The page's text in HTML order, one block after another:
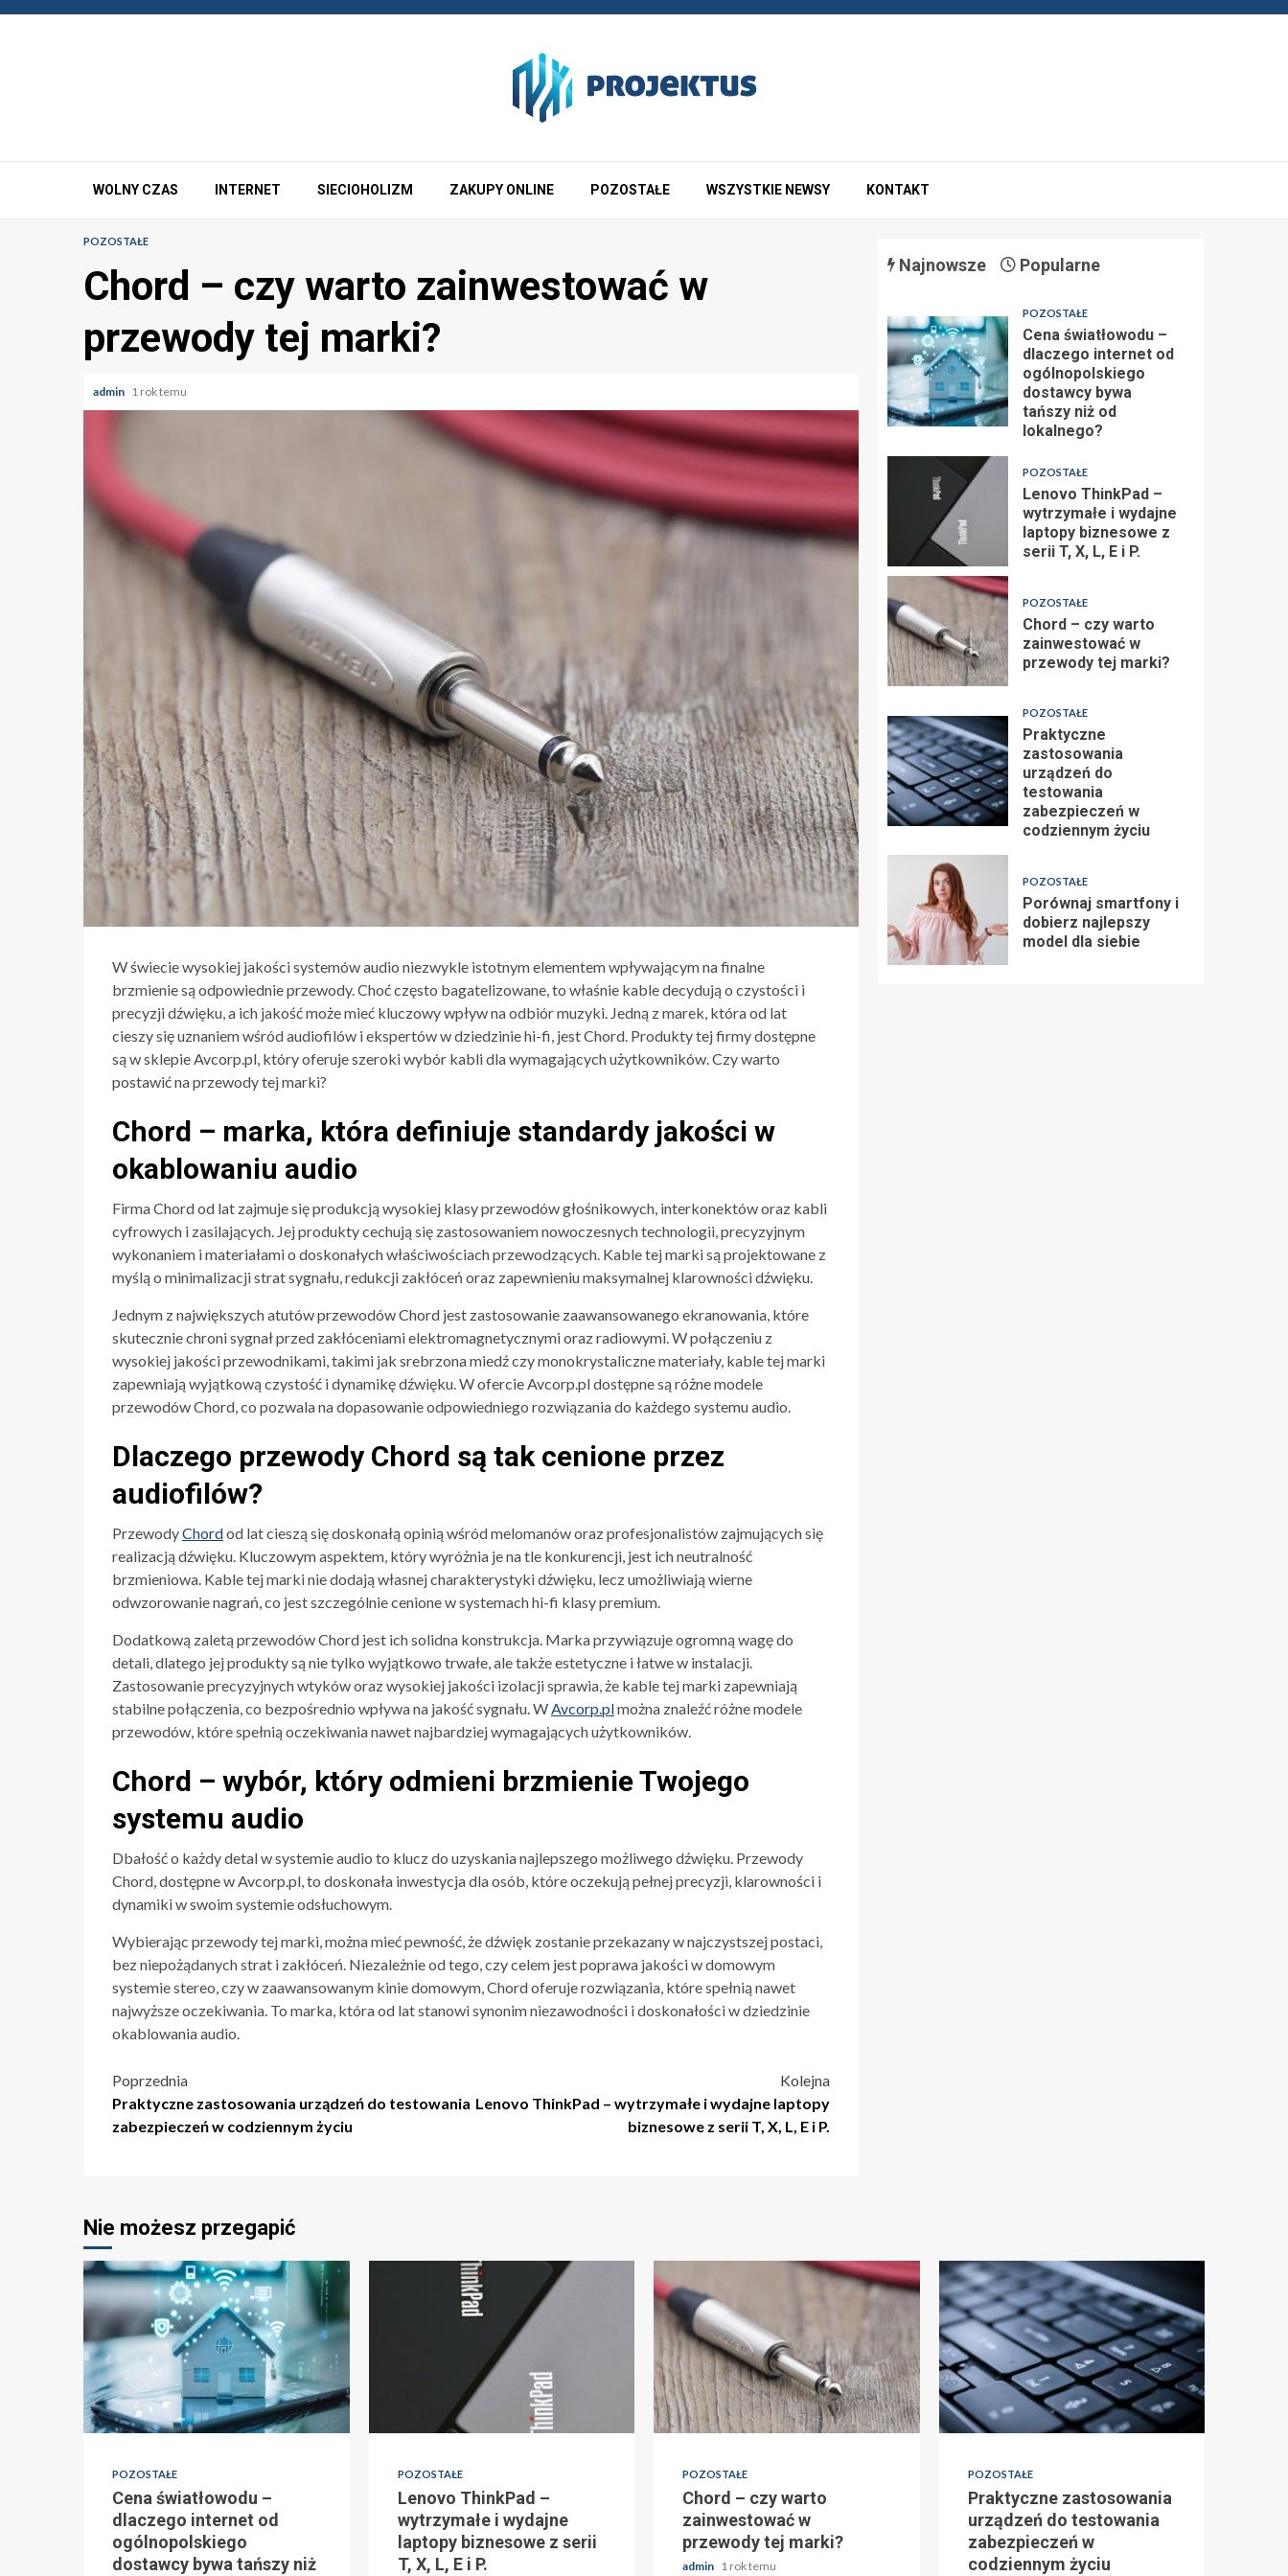
Przejdź
WOLNY CZAS INTERNET SIECIOHOLIZM ZAKUPY ONLINE POZOSTAŁE WSZYSTKIE NEWSY KONTAKT
POZOSTAŁE
Chord – czy warto zainwestować w
przewody tej marki?
admin 1 rok temu
W świecie wysokiej jakości systemów audio niezwykle istotnym elementem wpływającym na finalne
brzmienie są odpowiednie przewody. Choć często bagatelizowane, to właśnie kable decydują o czystości i
precyzji dźwięku, a ich jakość może mieć kluczowy wpływ na odbiór muzyki. Jedną z marek, która od lat
cieszy się uznaniem wśród audiofilów i ekspertów w dziedzinie hi-fi, jest Chord. Produkty tej firmy dostępne
są w sklepie Avcorp.pl, który oferuje szeroki wybór kabli dla wymagających użytkowników. Czy warto
postawić na przewody tej marki?
Chord – marka, która definiuje standardy jakości w
okablowaniu audio
Firma Chord od lat zajmuje się produkcją wysokiej klasy przewodów głośnikowych, interkonektów oraz kabli
cyfrowych i zasilających. Jej produkty cechują się zastosowaniem nowoczesnych technologii, precyzyjnym
wykonaniem i materiałami o doskonałych właściwościach przewodzących. Kable tej marki są projektowane z
myślą o minimalizacji strat sygnału, redukcji zakłóceń oraz zapewnieniu maksymalnej klarowności dźwięku.
Jednym z największych atutów przewodów Chord jest zastosowanie zaawansowanego ekranowania, które
skutecznie chroni sygnał przed zakłóceniami elektromagnetycznymi oraz radiowymi. W połączeniu z
wysokiej jakości przewodnikami, takimi jak srebrzona miedź czy monokrystaliczne materiały, kable tej marki
zapewniają wyjątkową czystość i dynamikę dźwięku. W ofercie Avcorp.pl dostępne są różne modele
przewodów Chord, co pozwala na dopasowanie odpowiedniego rozwiązania do każdego systemu audio.
Dlaczego przewody Chord są tak cenione przez
audiofilów?
PrzewodyChordod lat cieszą się doskonałą opinią wśród melomanów oraz profesjonalistów zajmujących się
realizacją dźwięku. Kluczowym aspektem, który wyróżnia je na tle konkurencji, jest ich neutralność
brzmieniowa. Kable tej marki nie dodają własnej charakterystyki dźwięku, lecz umożliwiają wierne
odwzorowanie nagrań, co jest szczególnie cenione w systemach hi-fi klasy premium.
Dodatkową zaletą przewodów Chord jest ich solidna konstrukcja. Marka przywiązuje ogromną wagę do
detali, dlatego jej produkty są nie tylko wyjątkowo trwałe, ale także estetyczne i łatwe w instalacji.
Zastosowanie precyzyjnych wtyków oraz wysokiej jakości izolacji sprawia, że kable tej marki zapewniają
stabilne połączenia, co bezpośrednio wpływa na jakość sygnału. W Avcorp.plmożna znaleźć różne modele
przewodów, które spełnią oczekiwania nawet najbardziej wymagających użytkowników.
Chord – wybór, który odmieni brzmienie Twojego
systemu audio
Dbałość o każdy detal w systemie audio to klucz do uzyskania najlepszego możliwego dźwięku. Przewody
Chord, dostępne w Avcorp.pl, to doskonała inwestycja dla osób, które oczekują pełnej precyzji, klarowności i
dynamiki w swoim systemie odsłuchowym.
Wybierając przewody tej marki, można mieć pewność, że dźwięk zostanie przekazany w najczystszej postaci,
bez niepożądanych strat i zakłóceń. Niezależnie od tego, czy celem jest poprawa jakości w domowym
systemie stereo, czy w zaawansowanym kinie domowym, Chord oferuje rozwiązania, które spełnią nawet
najwyższe oczekiwania. To marka, która od lat stanowi synonim niezawodności i doskonałości w dziedzinie
okablowania audio.
Nawigacja
wpisu
Poprzednia
Praktyczne zastosowania urządzeń do testowania
zabezpieczeń w codziennym życiu
Kolejna
Lenovo ThinkPad – wytrzymałe i wydajne laptopy
biznesowe z serii T, X, L, E i P.
Najnowsze Popularne
POZOSTAŁE
Cena światłowodu –
dlaczego internet od
ogólnopolskiego
dostawcy bywa
tańszy niż od
lokalnego?
POZOSTAŁE
Lenovo ThinkPad –
wytrzymałe i wydajne
laptopy biznesowe z
serii T, X, L, E i P.
POZOSTAŁE
Chord – czy warto
zainwestować w
przewody tej marki?
POZOSTAŁE
Praktyczne
zastosowania
urządzeń do
testowania
zabezpieczeń w
codziennym życiu
POZOSTAŁE
Porównaj smartfony i
dobierz najlepszy
model dla siebie
Nie możesz przegapić
POZOSTAŁE
Cena światłowodu –
dlaczego internet od
ogólnopolskiego
dostawcy bywa tańszy niż
POZOSTAŁE
Lenovo ThinkPad –
wytrzymałe i wydajne
laptopy biznesowe z serii
T, X, L, E i P.
POZOSTAŁE
Chord – czy warto
zainwestować w
przewody tej marki?
admin 1 rok temu
POZOSTAŁE
Praktyczne zastosowania
urządzeń do testowania
zabezpieczeń w
codziennym życiu